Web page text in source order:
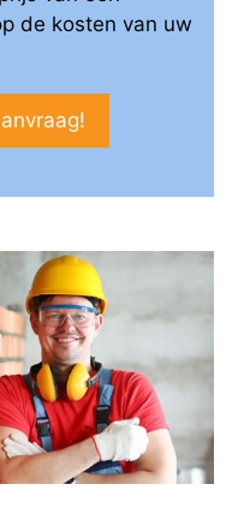
de kosten van uw